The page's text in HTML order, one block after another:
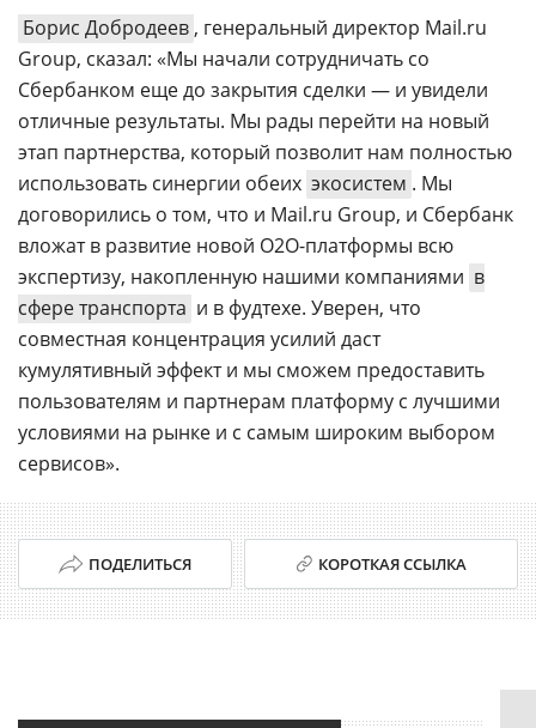
Борис Добродеев , генеральный директор Mail.ru
Group, сказал: «Мы начали сотрудничать со
Сбербанком еще до закрытия сделки — и увидели
отличные результаты. Мы рады перейти на новый
этап партнерства, который позволит нам полностью
использовать синергии обеих экосистем . Мы
договорились о том, что и Mail.ru Group, и Сбербанк
вложат в развитие новой O2O-платформы всю
экспертизу, накопленную нашими компаниями в
сфере транспорта и в фудтехе. Уверен, что
совместная концентрация усилий даст
кумулятивный эффект и мы сможем предоставить
пользователям и партнерам платформу с лучшими
условиями на рынке и с самым широким выбором
сервисов».
ПОДЕЛИТЬСЯ КОРОТКАЯ ССЫЛКА